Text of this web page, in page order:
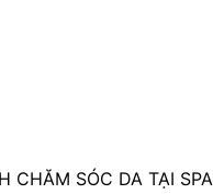
CHĂM SÓC DA TẠI